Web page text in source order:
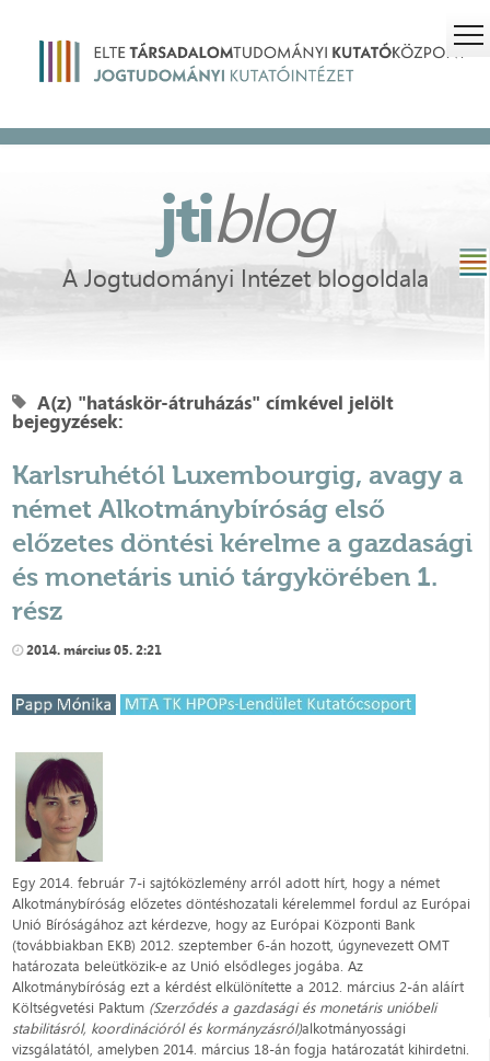
jtiblog
A Jogtudományi Intézet blogoldala
A(z) "hatáskör-átruházás" címkével jelölt
bejegyzések:
Karlsruhétól Luxembourgig, avagy a
német Alkotmánybíróság első
előzetes döntési kérelme a gazdasági
és monetáris unió tárgykörében 1.
rész
2014. március 05. 2:21
Egy 2014. február 7-i sajtóközlemény arról adott hírt, hogy a német
Alkotmánybíróság előzetes döntéshozatali kérelemmel fordul az Európai
Unió Bíróságához azt kérdezve, hogy az Európai Központi Bank
(továbbiakban EKB) 2012. szeptember 6-án hozott, úgynevezett OMT
határozata beleütközik-e az Unió elsődleges jogába. Az
Alkotmánybíróság ezt a kérdést elkülönítette a 2012. március 2-án aláírt
Költségvetési Paktum (Szerződés a gazdasági és monetáris unióbeli
stabilitásról, koordinációról és kormányzásról)alkotmányossági
vizsgálatától, amelyben 2014. március 18-án fogja határozatát kihirdetni.